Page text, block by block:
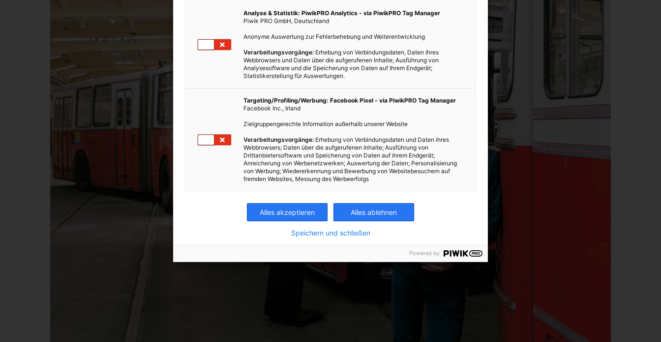
Analyse & Statistik: PiwikPRO Analytics - via PiwikPRO Tag Manager
Piwik PRO GmbH, Deutschland
Anonyme Auswertung zur Fehlerbehebung und Weiterentwicklung
Verarbeitungsvorgänge: Erhebung von Verbindungsdaten, Daten Ihres
Webbrowsers und Daten über die aufgerufenen Inhalte; Ausführung von
Analysesoftware und die Speicherung von Daten auf Ihrem Endgerät;
Statistikerstellung für Auswertungen.
Targeting/Profiling/Werbung: Facebook Pixel - via PiwikPRO Tag Manager
Facebook Inc., Irland
Zielgruppengerechte Information außerhalb unserer Website
Verarbeitungsvorgänge: Erhebung von Verbindungsdaten und Daten ihres
Webbrowsers; Daten über die aufgerufenen Inhalte; Ausführung von
Drittanbietersoftware und Speicherung von Daten auf ihrem Endgerät;
Anreicherung von Werbenetzwerken; Auswertung der Daten; Personalisierung
von Werbung; Wiedererkennung und Bewerbung von Websitebesuchern auf
fremden Websites, Messung des Werbeerfolgs
Alles akzeptieren Alles ablehnen
Speichern und schließen
Powered by